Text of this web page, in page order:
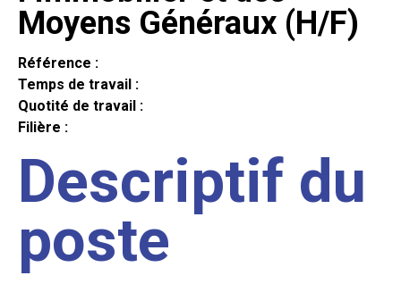
Moyens Généraux (H/F)
Référence :
Temps de travail :
Quotité de travail :
Filière :
Descriptif du
poste